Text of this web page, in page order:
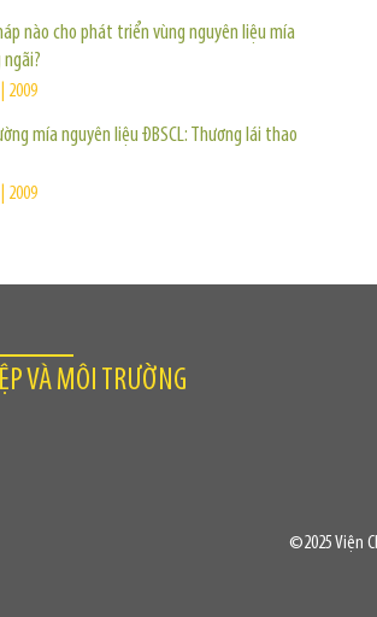
nào cho phát triển vùng nguyên liệu mía
ngãi?
2009
mía nguyên liệu ĐBSCL: Thương lái thao
2009
VÀ MÔI TRƯỜNG
©2025 Viện